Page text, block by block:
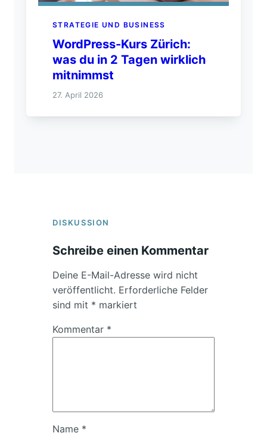
STRATEGIE UND BUSINESS
WordPress-Kurs Zürich:
was du in 2 Tagen wirklich
mitnimmst
27. April 2026
DISKUSSION
Schreibe einen Kommentar
Deine E-Mail-Adresse wird nicht
veröffentlicht. Erforderliche Felder
sind mit * markiert
Kommentar *
Name *